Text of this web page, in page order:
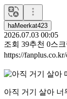
haMeerkat423
2026.07.03 00:05
조회 39추천 0스크
https://
아직 거기 살아